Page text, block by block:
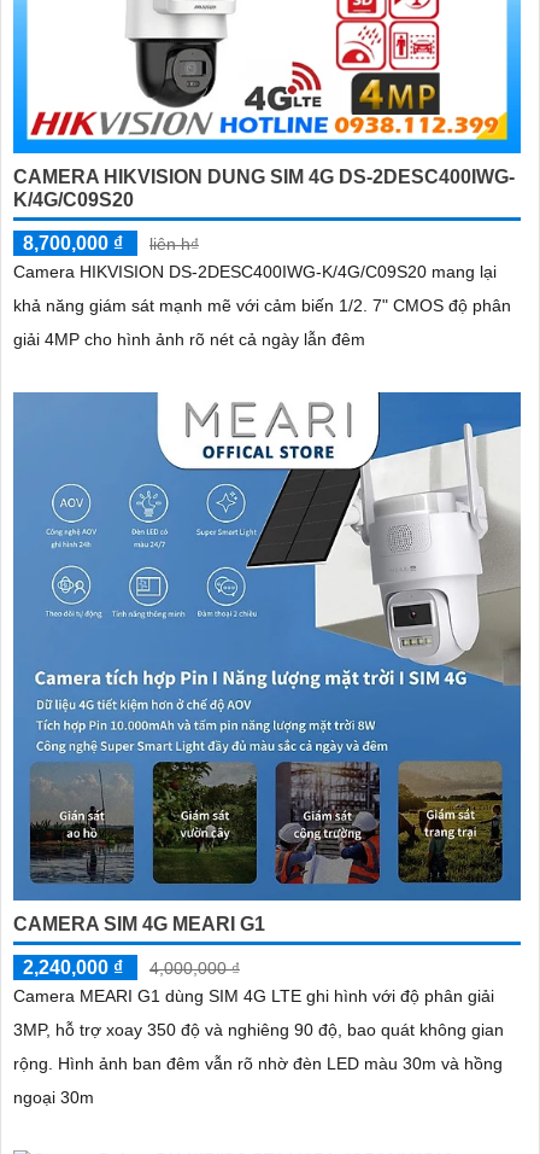
CAMERA HIKVISION DUNG SIM 4G DS-2DESC400IWG-
K/4G/C09S20
8,700,000 ₫
liên h₫
Camera HIKVISION DS-2DESC400IWG-K/4G/C09S20 mang lại
khả năng giám sát mạnh mẽ với cảm biến 1/2. 7" CMOS độ phân
giải 4MP cho hình ảnh rõ nét cả ngày lẫn đêm
CAMERA SIM 4G MEARI G1
2,240,000 ₫
4,000,000 ₫
Camera MEARI G1 dùng SIM 4G LTE ghi hình với độ phân giải
3MP, hỗ trợ xoay 350 độ và nghiêng 90 độ, bao quát không gian
rộng. Hình ảnh ban đêm vẫn rõ nhờ đèn LED màu 30m và hồng
ngoại 30m